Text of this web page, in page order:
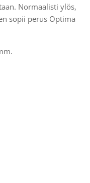
Normaalisti ylös,
sopii perus Optima